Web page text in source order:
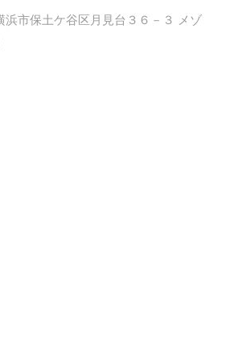
浜市保土ケ谷区月見台３６－３ メゾ